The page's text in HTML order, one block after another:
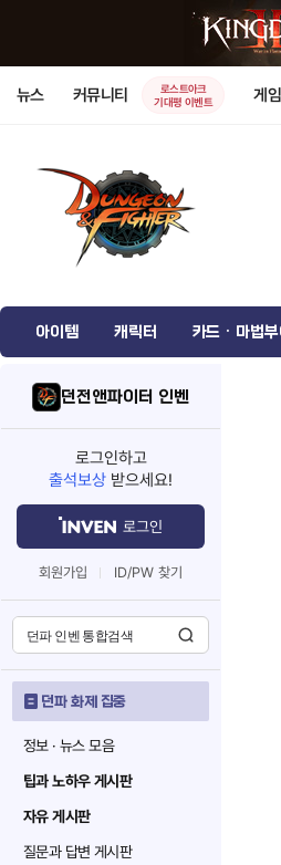
뉴스 커뮤니티
로스트아크
기대평 이벤트
게
아이템 캐릭터 카드 · 마법부
던전앤파이터 인벤
로그인하고
출석보상 받으세요!
로그인
회원가입 ID/PW 찾기
던파 화제 집중
정보 · 뉴스 모음
팁과 노하우 게시판
자유 게시판
질문과 답변 게시판